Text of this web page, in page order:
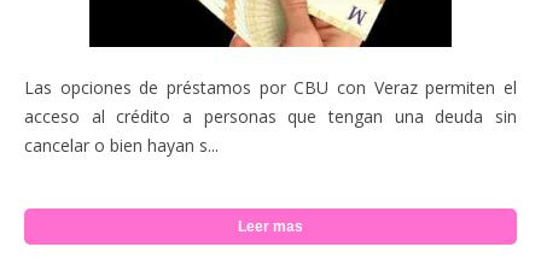
Las opciones de préstamos por CBU con Veraz permiten el
acceso al crédito a personas que tengan una deuda sin
cancelar o bien hayan s...
Leer mas